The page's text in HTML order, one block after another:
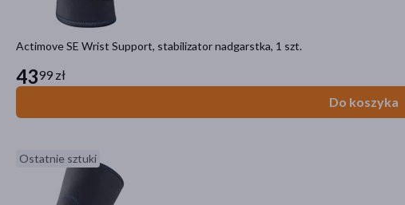
Actimove SE Wrist Support, stabilizator nadgarstka, 1 szt.
4399 zł
Do koszyka
Ostatnie sztuki